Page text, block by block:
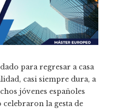
para regresar a casa
casi siempre dura, a
jóvenes españoles
la gesta de